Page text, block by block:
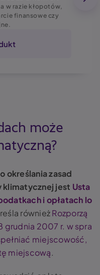
w razie kłopotów,
finansowe czy
może
określania zasad
klimatycznej jest Usta
i opłatach lo
równieżRozporzą
grudnia 2007 r. w spra
miejscowość,
miejscową.